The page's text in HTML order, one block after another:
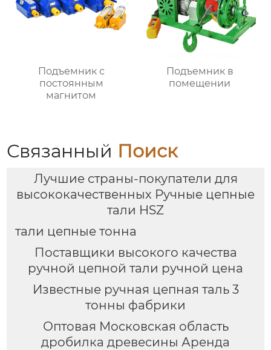
Подъемник с
постоянным
магнитом
Подъемник в
помещении
Связанный Поиск
Лучшие страны-покупатели для
высококачественных Ручные цепные
тали HSZ
тали цепные тонна
Поставщики высокого качества
ручной цепной тали ручной цена
Известные ручная цепная таль 3
тонны фабрики
Оптовая Московская область
дробилка древесины Аренда